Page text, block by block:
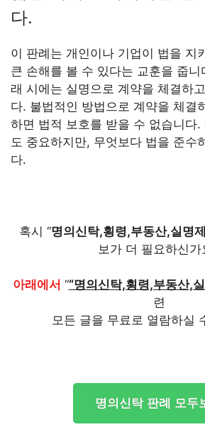
다.
이 판례는 개인이나 기업이 법을 지
큰 손해를 볼 수 있다는 교훈을 줍니
래 시에는 실명으로 계약을 체결하
다. 불법적인 방법으로 계약을 체결
하면 법적 보호를 받을 수 없습니다.
도 중요하지만, 무엇보다 법을 준수
다.
혹시 “명의신탁,횡령,부동산,실명
보가 더 필요하신가
아래에서 ““명의신탁,횡령,부동산,
련
모든 글을 무료로 열람하실
명의신탁 판례 모두